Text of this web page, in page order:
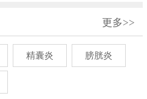
更多>>
精囊炎 膀胱炎